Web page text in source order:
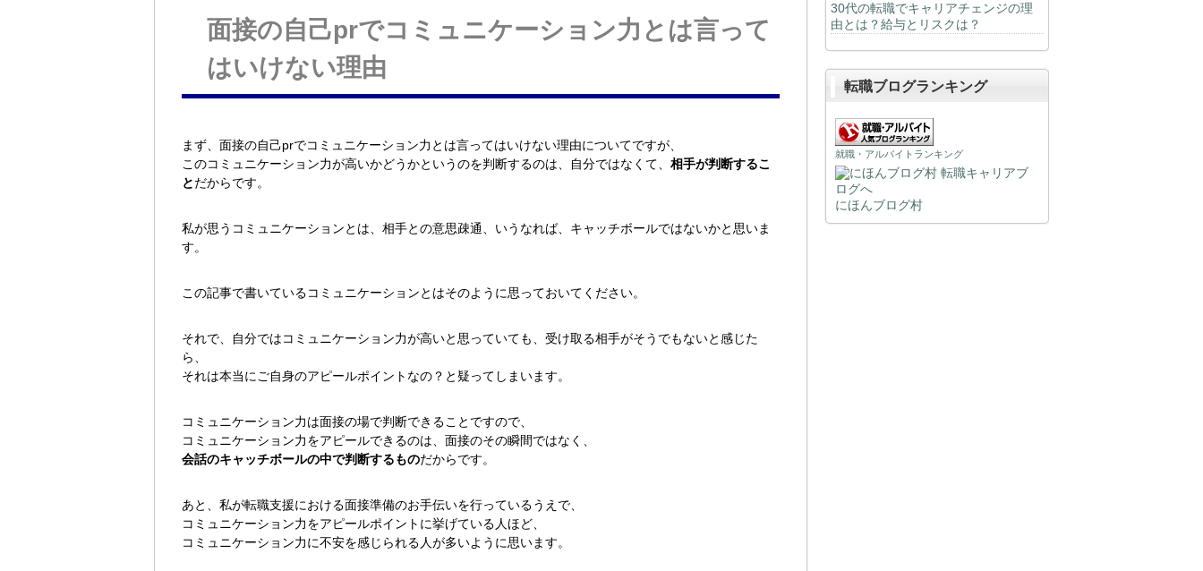
面接の自己prでコミュニケーション力とは言って
はいけない理由
まず、面接の自己prでコミュニケーション力とは言ってはいけない理由についてですが、
このコミュニケーション力が高いかどうかというのを判断するのは、自分ではなくて、 相手が判断するこ
とだからです。
私が思うコミュニケーションとは、相手との意思疎通、いうなれば、キャッチボールではないかと思いま
す。
この記事で書いているコミュニケーションとはそのように思っておいてください。
それで、自分ではコミュニケーション力が高いと思っていても、受け取る相手がそうでもないと感じた
ら、
それは本当にご自身のアピールポイントなの？と疑ってしまいます。
コミュニケーション力は面接の場で判断できることですので、
コミュニケーション力をアピールできるのは、面接のその瞬間ではなく、
会話のキャッチボールの中で判断するものだからです。
あと、私が転職支援における面接準備のお手伝いを行っているうえで、
コミュニケーション力をアピールポイントに挙げている人ほど、
コミュニケーション力に不安を感じられる人が多いように思います。
30代の転職でキャリアチェンジの理
由とは？給与とリスクは？
転職ブログランキング
就職・アルバイトランキング
にほんブログ村